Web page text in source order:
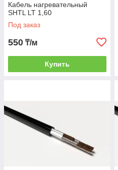
Кабель нагревательный
SHTL LT 1,60
Под заказ
550 ₸/м
Купить